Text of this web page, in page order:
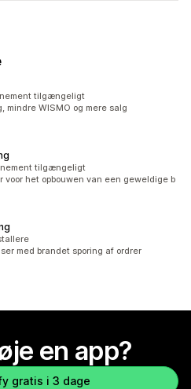
tilgængeligt
mindre WISMO og mere salg
tilgængeligt
het opbouwen van een geweldige b
med brandet sporing af ordrer
en app?
gratis i 3 dage